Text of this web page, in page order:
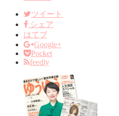
ツイート
シェア
はてブ
Google+
Pocket
feedly